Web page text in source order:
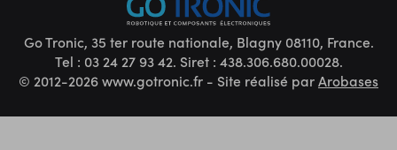
Go Tronic, 35 ter route nationale, Blagny 08110, France.
Tel : 03 24 27 93 42. Siret : 438.306.680.00028.
© 2012-2026 www.gotronic.fr - Site réalisé parArobases